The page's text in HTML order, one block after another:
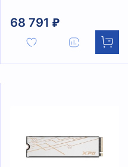
68 791 ₽